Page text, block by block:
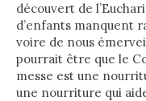
découvert de
d’enfants manquent
voire de nous
pourrait être que le
messe est une
une nourriture qui